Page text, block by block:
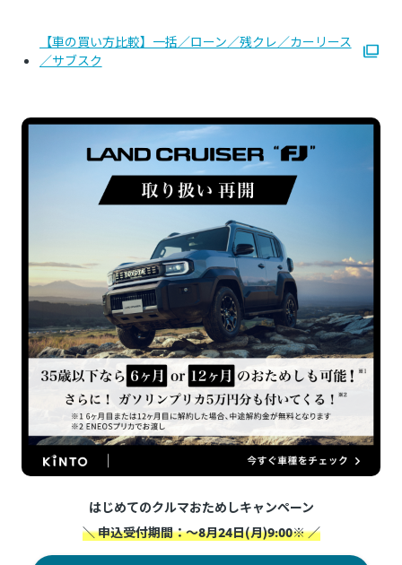
【車の買い方比較】一括／ローン／残クレ／カーリース
／サブスク
はじめてのクルマおためしキャンペーン
＼ 申込受付期間：～8月24日(月)9:00※ ／